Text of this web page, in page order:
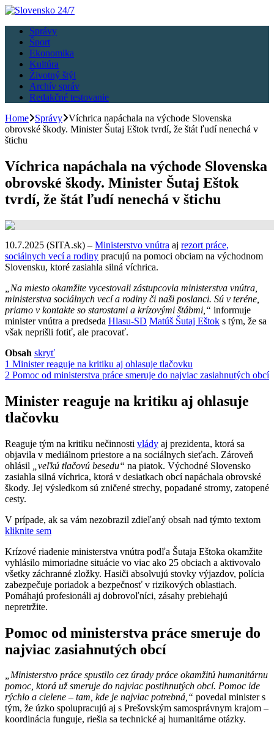
Správy
Šport
Ekonomika
Kultúra
Životný štýl
Archív správ
Redakčné testovanie
Home
Správy Víchrica napáchala na východe Slovenska
obrovské škody. Minister Šutaj Eštok tvrdí, že štát ľudí nenechá v
štichu
Víchrica napáchala na východe Slovenska
obrovské škody. Minister Šutaj Eštok
tvrdí, že štát ľudí nenechá v štichu
10.7.2025 (SITA.sk) – Ministerstvo vnútra aj rezort práce,
sociálnych vecí a rodiny pracujú na pomoci obciam na východnom
Slovensku, ktoré zasiahla silná víchrica.
„Na miesto okamžite vycestovali zástupcovia ministerstva vnútra,
ministerstva sociálnych vecí a rodiny či naši poslanci. Sú v teréne,
priamo v kontakte so starostami a krízovými štábmi,“ informuje
minister vnútra a predseda Hlasu-SD Matúš Šutaj Eštok s tým, že sa
však neprišli fotiť, ale pracovať.
Obsah skryť
1 Minister reaguje na kritiku aj ohlasuje tlačovku
2 Pomoc od ministerstva práce smeruje do najviac zasiahnutých obcí
Minister reaguje na kritiku aj ohlasuje
tlačovku
Reaguje tým na kritiku nečinnosti vlády aj prezidenta, ktorá sa
objavila v mediálnom priestore a na sociálnych sieťach. Zároveň
ohlásil
„veľkú tlačovú besedu“ na piatok. Východné Slovensko
zasiahla silná víchrica, ktorá v desiatkach obcí napáchala obrovské
škody. Jej výsledkom sú zničené strechy, popadané stromy, zatopené
cesty.
V prípade, ak sa vám nezobrazil zdieľaný obsah nad týmto textom
kliknite sem
Krízové riadenie ministerstva vnútra podľa Šutaja Eštoka okamžite
vyhlásilo mimoriadne situácie vo viac ako 25 obciach a aktivovalo
všetky záchranné zložky. Hasiči absolvujú stovky výjazdov, polícia
zabezpečuje poriadok a bezpečnosť v rizikových oblastiach.
Pomáhajú profesionáli aj dobrovoľníci, zásahy prebiehajú
nepretržite.
Pomoc od ministerstva práce smeruje do
najviac zasiahnutých obcí
„Ministerstvo práce spustilo cez úrady práce okamžitú humanitárnu
pomoc, ktorá už smeruje do najviac postihnutých obcí. Pomoc ide
rýchlo a cielene – tam, kde je najviac potrebná,“ povedal minister s
tým, že úzko spolupracujú aj s Prešovským samosprávnym krajom –
koordinácia funguje, riešia sa technické aj humanitárne otázky.